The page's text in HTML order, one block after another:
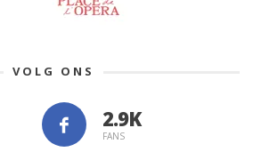
VOLG ONS
FANS